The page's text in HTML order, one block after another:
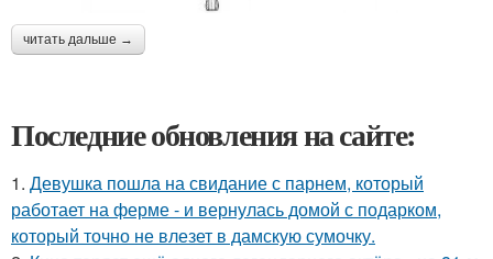
читать дальше →
Последние обновления на сайте:
1. Девушка пошла на свидание с парнем, который
работает на ферме - и вернулась домой с подарком,
который точно не влезет в дамскую сумочку.